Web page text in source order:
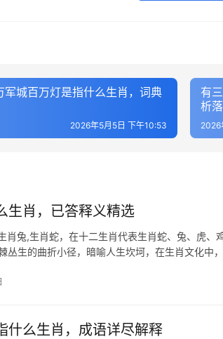
军城百万灯是指什么生肖，词典
2026年5月5日 下午10:53
有
析
2026
生肖，已答释义精选
肖兔,生肖蛇，在十二生肖代表生肖蛇、兔、虎、
丛生的曲折小径，暗喻人生坎坷，在生肖文化中
什么生肖，成语详尽解释